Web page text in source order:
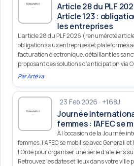
Article 28 du PLF
Article 123 :
les entreprises
L'article 28 du PLF 2026 (renuméroté
obligations aux entreprises et plateformes
facturation électronique, détaillant les
proposant des solutions d’anticipation via
ParArtéva
23 Feb 2026 · +168J
Journée
femmes : l’AFEC se
À l’occasion de la Journée
femmes, l’AFEC se mobilise avec Generali
l’Orde pour organiser une série d’ateliers
Retrouvez les dates et lieux dans votre ville